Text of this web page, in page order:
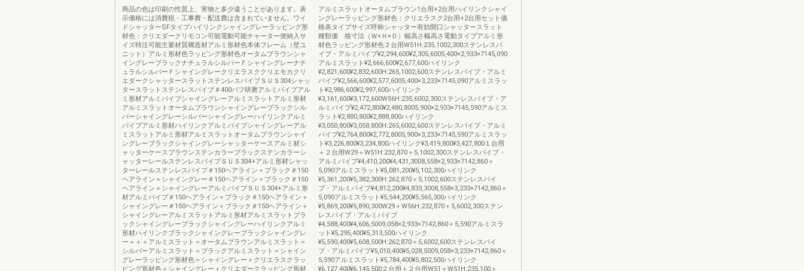
商品の色は印刷の性質上、実物と多少違うことがあります。表
示価格には消費税・工事費・配送費は含まれていません。ワイ
ドシャッターSFタイプハイリンクシャイングレーラッピング形
材色：クリエダークリモコン可能電動可能チャーター便納入サ
イズ特注可能主要材質構造材アルミ形材色本体フレーム（壁ユ
ニット）アルミ形材色ラッピング形材色オータムブラウンシャ
イングレーブラックナチュラルシルバーＦシャイングレーナチ
ュラルシルバーＦシャイングレークリエラスククリエモカクリ
エダークシャッタースラットステンレスパイプＳＵＳ304シャッ
タースラットステンレスパイプ＃400バフ研磨アルミパイプアル
ミ形材アルミパイプシャイングレーアルミスラットアルミ形材
アルミスラットオータムブラウンシャイングレーブラックシル
バーシャイングレーシルバーシャイングレーハイリンクアルミ
パイプアルミ形材ハイリンクアルミパイプシャイングレーアル
ミスラットアルミ形材アルミスラットオータムブラウンシャイ
ングレーブラックシャイングレーシャッターケースアルミ材シ
ャッターケースブラウンステンカラーブラックステンカラーシ
ャッターレールステンレスパイプＳＵＳ304+アルミ形材シャッ
ターレールステンレスパイプ＃150ヘアライン＋ブラック＃150
ヘアライン＋シャイングレー＃150ヘアライン＋ブラック＃150
ヘアライン＋シャイングレーアルミパイプＳＵＳ304+アルミ形
材アルミパイプ＃150ヘアライン＋ブラック＃150ヘアライン＋
シャイングレー＃150ヘアライン＋ブラック＃150ヘアライン＋
シャイングレーアルミスラットアルミ形材アルミスラットブラ
ックシャイングレーブラックシャイングレーハイリンクアルミ
形材ハイリンクブラックシャイングレーブラックシャイングレ
ー＋＋＋アルミスラット＝オータムブラウンアルミスラット＝
シルバーアルミスラット＝ブラックアルミスラット＝シャイン
グレーラッピング形材色＝シャイングレー＋クリエラスクラッ
ピング形材色＝シャイングレー＋クリエダークラッピング形材
アルミスラットオータムブラウン1台用+2台用ハイリンクシャイ
ングレーラッピング形材色：クリエラスク2台用+2台用セット価
格表タイプサイズ呼称シャッター有効開口シャッタースラット
種類価 格寸法（Ｗ×Ｈ×Ｄ）幅高さ幅高さ電動タイプアルミ形
材色ラッピング形材色２台用W51H:235,1002,300ステンレスパ
イプ・アルミパイプ¥2,294,600¥2,305,6005,400×2,933×7145,090
アルミスラット¥2,666,600¥2,677,600ハイリンク
¥2,821,600¥2,832,600H:265,1002,600ステンレスパイプ・アルミ
パイプ¥2,566,600¥2,577,6005,400×3,233×7145,090アルミスラッ
ト¥2,986,600¥2,997,600ハイリンク
¥3,161,600¥3,172,600W56H:235,6002,300ステンレスパイプ・ア
ルミパイプ¥2,472,800¥2,480,8005,900×2,933×7145,590アルミス
ラット¥2,880,800¥2,888,800ハイリンク
¥3,050,800¥3,058,800H:265,6002,600ステンレスパイプ・アルミ
パイプ¥2,764,800¥2,772,8005,900×3,233×7145,590アルミスラッ
ト¥3,226,800¥3,234,800ハイリンク¥3,419,800¥3,427,800１台用
＋２台用W29＋W51H:232,870＋5,1002,300ステンレスパイプ・
アルミパイプ¥4,410,200¥4,431,3008,558×2,933×7142,860＋
5,090アルミスラット¥5,081,200¥5,102,300ハイリンク
¥5,361,200¥5,382,300H:262,870＋5,1002,600ステンレスパイ
プ・アルミパイプ¥4,812,200¥4,833,3008,558×3,233×7142,860＋
5,090アルミスラット¥5,544,200¥5,565,300ハイリンク
¥5,869,200¥5,890,300W29＋W56H:232,870＋5,6002,300ステン
レスパイプ・アルミパイプ
¥4,588,400¥4,606,5009,058×2,933×7142,860＋5,590アルミスラ
ット¥5,295,400¥5,313,500ハイリンク
¥5,590,400¥5,608,500H:262,870＋5,6002,600ステンレスパイ
プ・アルミパイプ¥5,010,400¥5,028,5009,058×3,233×7142,860＋
5,590アルミスラット¥5,784,400¥5,802,500ハイリンク
¥6,127,400¥6,145,500２台用＋２台用W51＋W51H:235,100＋